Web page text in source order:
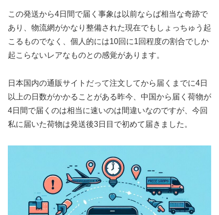
この発送から4日間で届く事象は以前ならば相当な奇跡で
あり、物流網がかなり整備された現在でもしょっちゅう起
こるものでなく、個人的には10回に1回程度の割合でしか
起こらないレアなものとの感覚があります。
日本国内の通販サイトだって注文してから届くまでに4日
以上の日数がかかることがある昨今、中国から届く荷物が
4日間で届くのは相当に速いのは間違いなのですが、今回
私に届いた荷物は発送後3日目で初めて届きました。